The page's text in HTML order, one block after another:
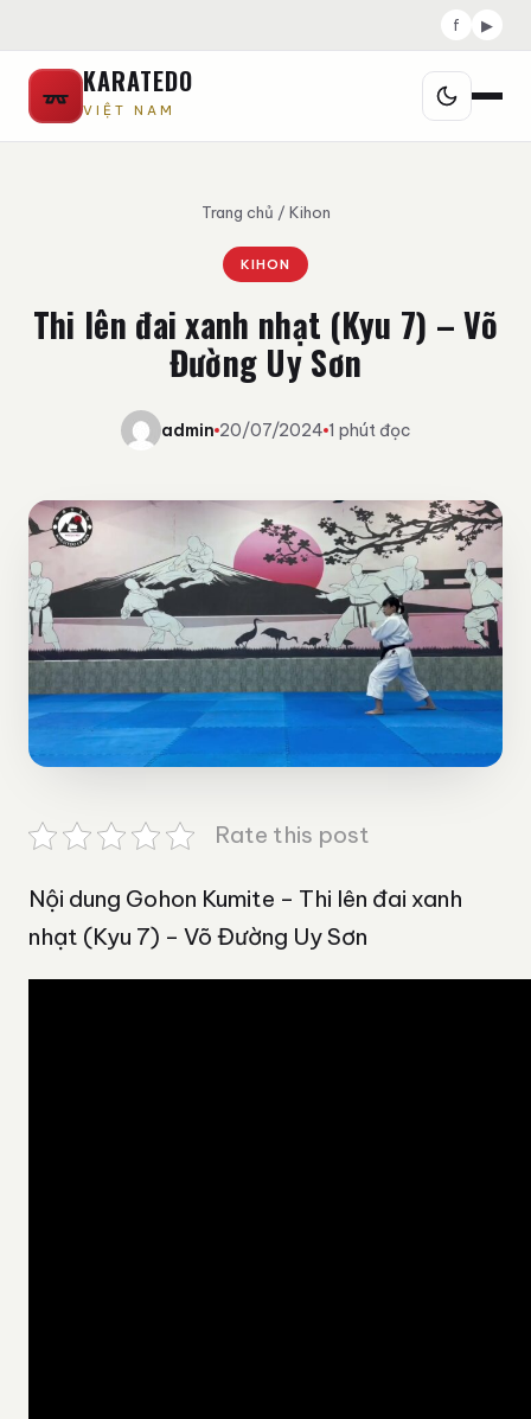
f ▶
KARATEDO
VIỆT NAM
Trang chủ / Kihon
KIHON
Thi lên đai xanh nhạt (Kyu 7) – Võ
Đường Uy Sơn
admin 20/07/2024 1 phút đọc
Rate this post
Nội dung Gohon Kumite – Thi lên đai xanh
nhạt (Kyu 7) – Võ Đường Uy Sơn